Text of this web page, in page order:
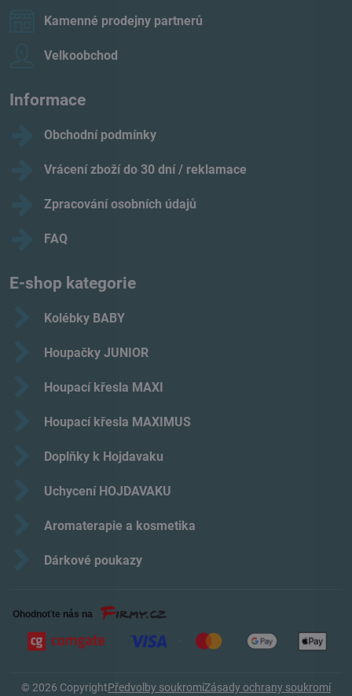
Kamenné prodejny partnerů
Velkoobchod
Informace
Obchodní podmínky
Vrácení zboží do 30 dní / reklamace
Zpracování osobních údajů
FAQ
E-shop kategorie
Kolébky BABY
Houpačky JUNIOR
Houpací křesla MAXI
Houpací křesla MAXIMUS
Doplňky k Hojdavaku
Uchycení HOJDAVAKU
Aromaterapie a kosmetika
Dárkové poukazy
© 2026 CopyrightPředvolby soukromíZásady ochrany soukromí